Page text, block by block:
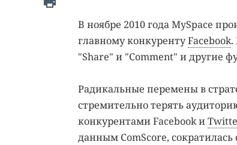
В ноябре 2010 года MySpace
главному конкурентуFacebook.
"Share" и "Comment" и другие
Радикальные перемены в
стремительно терять
конкурентами Facebook и
данным ComScore, сократилась